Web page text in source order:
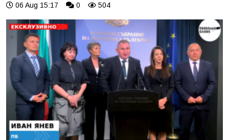
06 Aug 15:17 0 504